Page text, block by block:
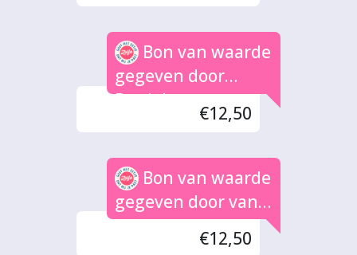
Bon van waarde
gegeven door
Daniel
€12,50
Bon van waarde
gegeven door van
weerlee
€12,50